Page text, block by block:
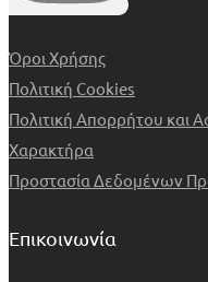
Όροι Χρήσης
Πολιτική Cookies
Πολιτική Απορρήτου και
Χαρακτήρα
Προστασία Δεδομένων
Επικοινωνία